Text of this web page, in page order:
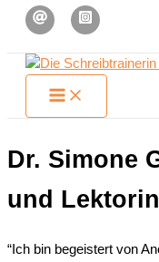
Zum
Inhalt
springen
Dr. Simone
und
“Ich bin begeistert von